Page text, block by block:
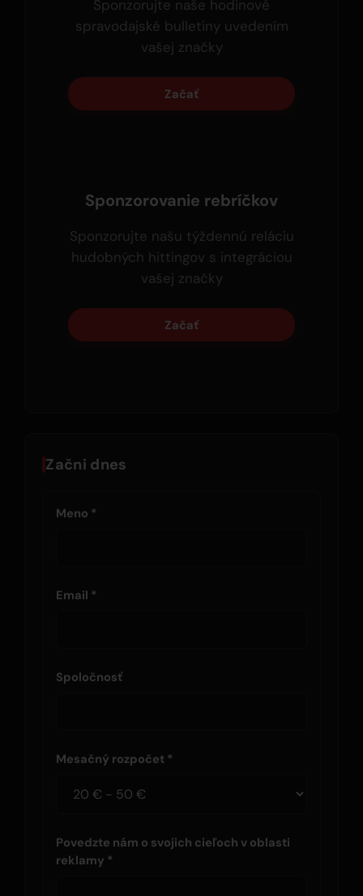
Sponzorujte naše hodinové
spravodajské bulletiny uvedením
vašej značky
Začať
Sponzorovanie rebríčkov
Sponzorujte našu týždennú reláciu
hudobných hittingov s integráciou
vašej značky
Začať
Začni dnes
Meno *
Email *
Spoločnosť
Mesačný rozpočet *
Povedzte nám o svojich cieľoch v oblasti
reklamy *